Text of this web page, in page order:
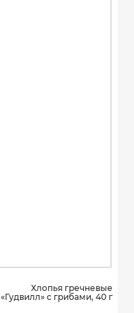
Хлопья гречневые
«Гудвилл» с грибами, 40 г